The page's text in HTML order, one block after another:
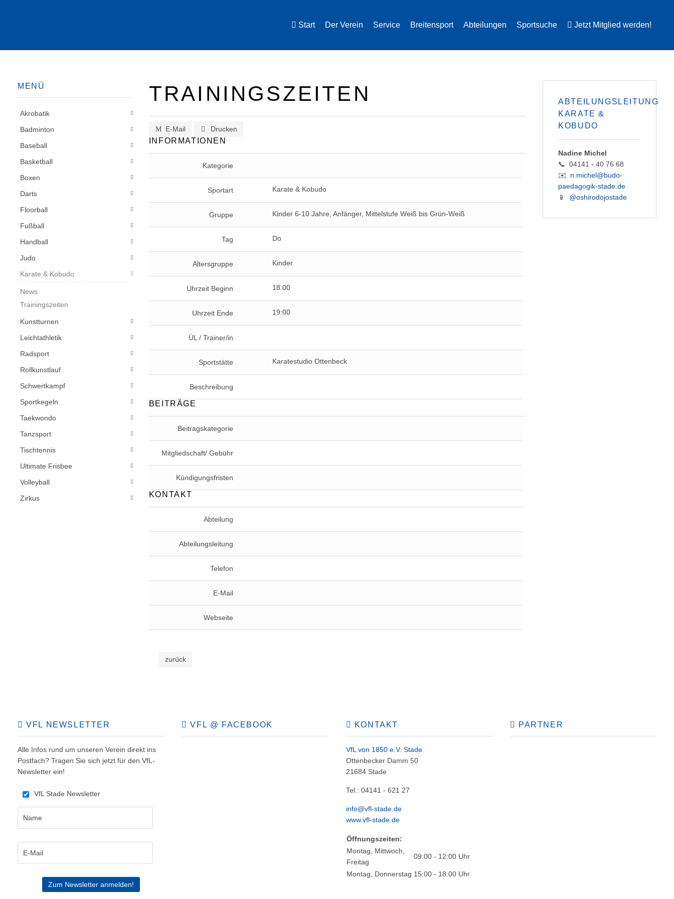
Start Der Verein Service Breitensport Abteilungen Sportsuche Jetzt Mitglied werden!
TRAININGSZEITEN
E-Mail Drucken
INFORMATIONEN
Kategorie
Sportart Karate & Kobudo
Gruppe Kinder 6-10 Jahre, Anfänger, Mittelstufe Weiß bis Grün-Weiß
Tag Do
Altersgruppe Kinder
Uhrzeit Beginn 18:00
Uhrzeit Ende 19:00
ÜL / Trainer/in
Sportstätte Karatestudio Ottenbeck
Beschreibung
BEITRÄGE
Beitragskategorie
Mitgliedschaft/ Gebühr
Kündigungsfristen
KONTAKT
Abteilung
Abteilungsleitung
Telefon
E-Mail
Webseite
zurück
MENÜ
Akrobatik
Badminton
Baseball
Basketball
Boxen
Darts
Floorball
Fußball
Handball
Judo
Karate & Kobudo
News
Trainingszeiten
Kunstturnen
Leichtathletik
Radsport
Rollkunstlauf
Schwertkampf
Sportkegeln
Taekwondo
Tanzsport
Tischtennis
Ultimate Frisbee
Volleyball
Zirkus
ABTEILUNGSLEITUNG
KARATE &
KOBUDO
Nadine Michel
📞 04141 - 40 76 68
✉️ n.michel@budo-
paedagogik-stade.de
📱 @oshirodojostade
VFL NEWSLETTER
Alle Infos rund um unseren Verein direkt ins
Postfach? Tragen Sie sich jetzt für den VfL-
Newsletter ein!
VfL Stade Newsletter
VFL @ FACEBOOK KONTAKT
VfL von 1850 e.V. Stade
Ottenbecker Damm 50
21684 Stade
Tel.: 04141 - 621 27
info@vfl-stade.de
www.vfl-stade.de
Öffnungszeiten:
Montag, Mittwoch,
Freitag
09:00 - 12:00 Uhr
Montag, Donnerstag 15:00 - 18:00 Uhr
PARTNER